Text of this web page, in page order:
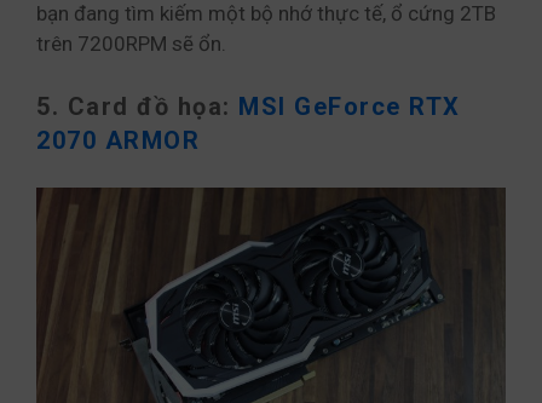
bạn đang tìm kiếm một bộ nhớ thực tế, ổ cứng 2TB
trên 7200RPM sẽ ổn.
5. Card đồ họa: MSI GeForce RTX
2070 ARMOR